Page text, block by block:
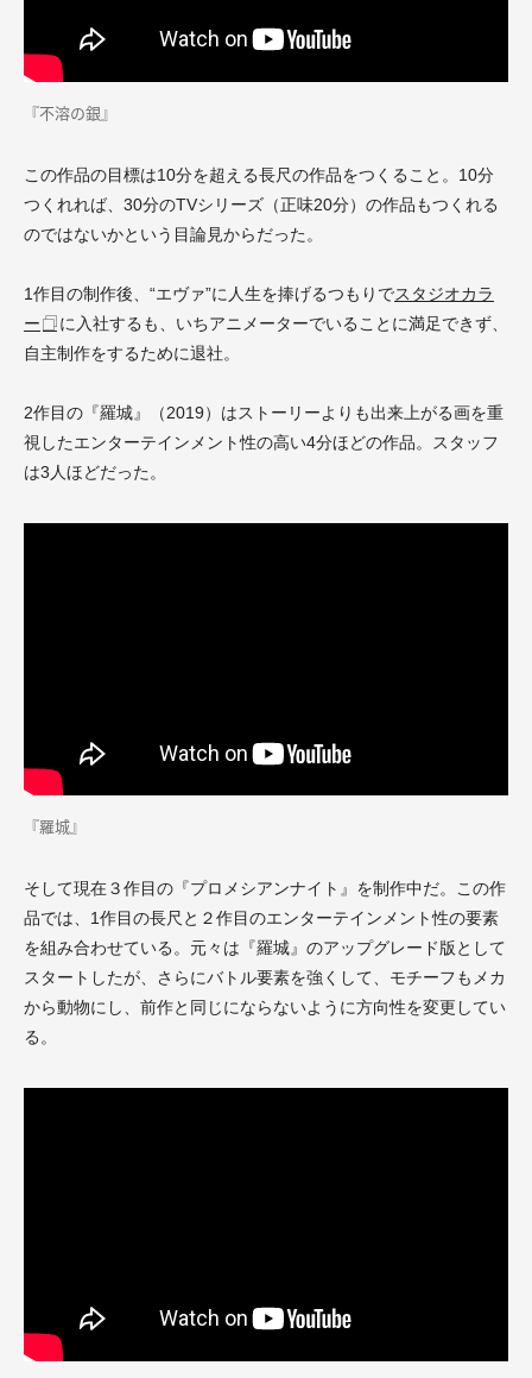
『不溶の銀』
この作品の目標は10分を超える長尺の作品をつくること。10分
つくれれば、30分のTVシリーズ（正味20分）の作品もつくれる
のではないかという目論見からだった。
1作目の制作後、“エヴァ”に人生を捧げるつもりでスタジオカラ
ー
に入社するも、いちアニメーターでいることに満足できず、
自主制作をするために退社。
2作目の『羅城』（2019）はストーリーよりも出来上がる画を重
視したエンターテインメント性の高い4分ほどの作品。スタッフ
は3人ほどだった。
『羅城』
そして現在３作目の『プロメシアンナイト』を制作中だ。この作
品では、1作目の長尺と２作目のエンターテインメント性の要素
を組み合わせている。元々は『羅城』のアップグレード版として
スタートしたが、さらにバトル要素を強くして、モチーフもメカ
から動物にし、前作と同じにならないように方向性を変更してい
る。